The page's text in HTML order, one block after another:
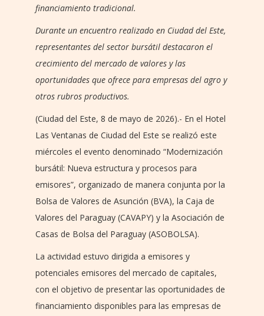
financiamiento tradicional.
Durante un encuentro realizado en Ciudad del Este,
representantes del sector bursátil destacaron el
crecimiento del mercado de valores y las
oportunidades que ofrece para empresas del agro y
otros rubros productivos.
(Ciudad del Este, 8 de mayo de 2026).- En el Hotel
Las Ventanas de Ciudad del Este se realizó este
miércoles el evento denominado “Modernización
bursátil: Nueva estructura y procesos para
emisores”, organizado de manera conjunta por la
Bolsa de Valores de Asunción (BVA), la Caja de
Valores del Paraguay (CAVAPY) y la Asociación de
Casas de Bolsa del Paraguay (ASOBOLSA).
La actividad estuvo dirigida a emisores y
potenciales emisores del mercado de capitales,
con el objetivo de presentar las oportunidades de
financiamiento disponibles para las empresas de